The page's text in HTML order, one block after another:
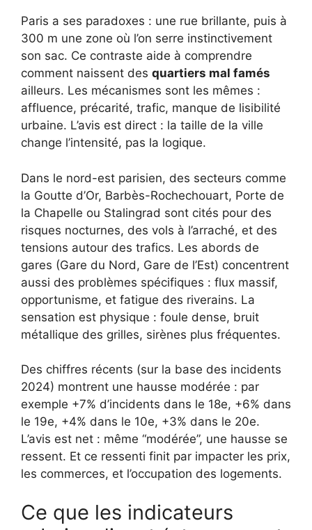
Paris a ses paradoxes : une rue brillante, puis à
300 m une zone où l’on serre instinctivement
son sac. Ce contraste aide à comprendre
comment naissent des quartiers mal famés
ailleurs. Les mécanismes sont les mêmes :
affluence, précarité, trafic, manque de lisibilité
urbaine. L’avis est direct : la taille de la ville
change l’intensité, pas la logique.
Dans le nord-est parisien, des secteurs comme
la Goutte d’Or, Barbès-Rochechouart, Porte de
la Chapelle ou Stalingrad sont cités pour des
risques nocturnes, des vols à l’arraché, et des
tensions autour des trafics. Les abords de
gares (Gare du Nord, Gare de l’Est) concentrent
aussi des problèmes spécifiques : flux massif,
opportunisme, et fatigue des riverains. La
sensation est physique : foule dense, bruit
métallique des grilles, sirènes plus fréquentes.
Des chiffres récents (sur la base des incidents
2024) montrent une hausse modérée : par
exemple +7% d’incidents dans le 18e, +6% dans
le 19e, +4% dans le 10e, +3% dans le 20e.
L’avis est net : même “modérée”, une hausse se
ressent. Et ce ressenti finit par impacter les prix,
les commerces, et l’occupation des logements.
Ce que les indicateurs